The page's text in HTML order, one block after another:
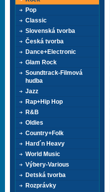
Pop
Classic
Slovenská tvorba
Česká tvorba
Dance+Electronic
Glam Rock
Soundtrack-Filmová
hudba
Jazz
Rap+Hip Hop
R&B
Oldies
Country+Folk
Hard´n Heavy
World Music
Výbery-Various
Detská tvorba
Rozprávky